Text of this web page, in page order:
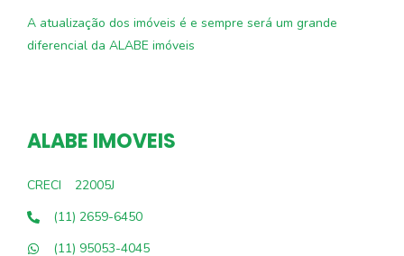
A atualização dos imóveis é e sempre será um grande
diferencial da ALABE imóveis
ALABE IMOVEIS
CRECI
22005J
(11) 2659-6450
(11) 95053-4045